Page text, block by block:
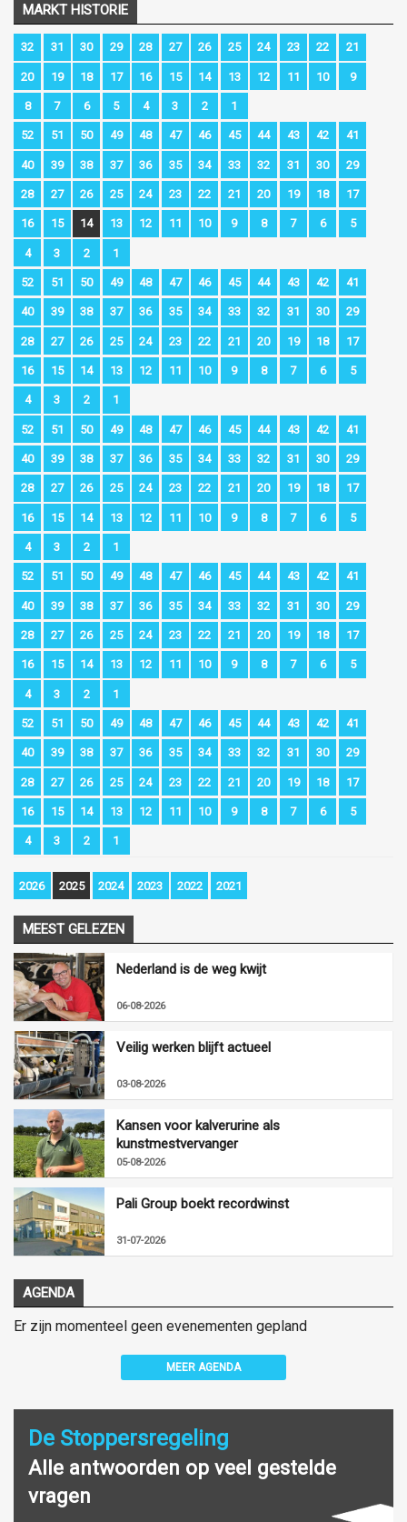
MARKT HISTORIE
32 31 30 29 28 27 26 25 24 23 22 21
20 19 18 17 16 15 14 13 12 11 10 9
8 7 6 5 4 3 2 1
52 51 50 49 48 47 46 45 44 43 42 41
40 39 38 37 36 35 34 33 32 31 30 29
28 27 26 25 24 23 22 21 20 19 18 17
16 15 14 13 12 11 10 9 8 7 6 5
4 3 2 1
52 51 50 49 48 47 46 45 44 43 42 41
40 39 38 37 36 35 34 33 32 31 30 29
28 27 26 25 24 23 22 21 20 19 18 17
16 15 14 13 12 11 10 9 8 7 6 5
4 3 2 1
52 51 50 49 48 47 46 45 44 43 42 41
40 39 38 37 36 35 34 33 32 31 30 29
28 27 26 25 24 23 22 21 20 19 18 17
16 15 14 13 12 11 10 9 8 7 6 5
4 3 2 1
52 51 50 49 48 47 46 45 44 43 42 41
40 39 38 37 36 35 34 33 32 31 30 29
28 27 26 25 24 23 22 21 20 19 18 17
16 15 14 13 12 11 10 9 8 7 6 5
4 3 2 1
52 51 50 49 48 47 46 45 44 43 42 41
40 39 38 37 36 35 34 33 32 31 30 29
28 27 26 25 24 23 22 21 20 19 18 17
16 15 14 13 12 11 10 9 8 7 6 5
4 3 2 1
2026 2025 2024 2023 2022 2021
MEEST GELEZEN
Nederland is de weg kwijt
06-08-2026
Veilig werken blijft actueel
03-08-2026
Kansen voor kalverurine als
kunstmestvervanger
05-08-2026
Pali Group boekt recordwinst
31-07-2026
AGENDA
Er zijn momenteel geen evenementen gepland
MEER AGENDA
De Stoppersregeling
Alle antwoorden op veel gestelde
vragen